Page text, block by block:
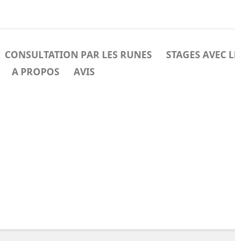
CONSULTATION PAR LES RUNES STAGES AVEC
A PROPOS AVIS